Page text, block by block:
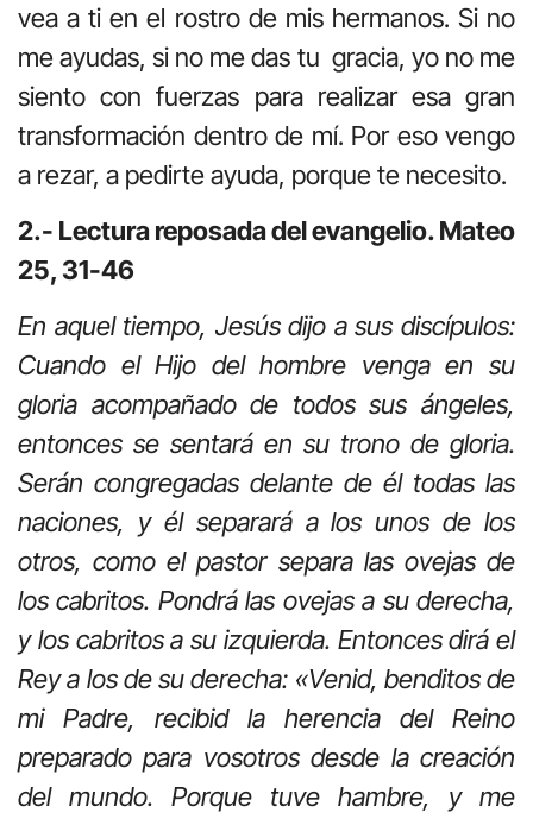
vea a ti en el rostro de mis hermanos. Si no
me ayudas, si no me das tu gracia, yo no me
siento con fuerzas para realizar esa gran
transformación dentro de mí. Por eso vengo
a rezar, a pedirte ayuda, porque te necesito.
2.- Lectura reposada del evangelio. Mateo
25, 31-46
En aquel tiempo, Jesús dijo a sus discípulos:
Cuando el Hijo del hombre venga en su
gloria acompañado de todos sus ángeles,
entonces se sentará en su trono de gloria.
Serán congregadas delante de él todas las
naciones, y él separará a los unos de los
otros, como el pastor separa las ovejas de
los cabritos. Pondrá las ovejas a su derecha,
y los cabritos a su izquierda. Entonces dirá el
Rey a los de su derecha: «Venid, benditos de
mi Padre, recibid la herencia del Reino
preparado para vosotros desde la creación
del mundo. Porque tuve hambre, y me